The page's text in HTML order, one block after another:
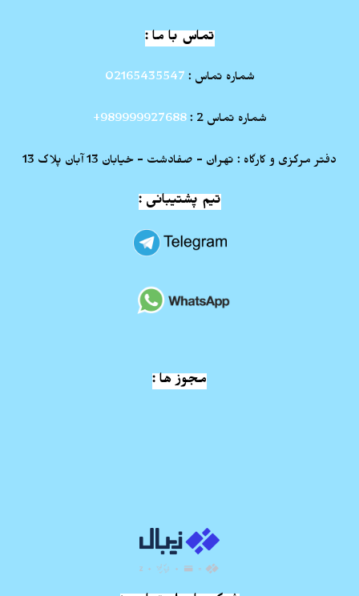
تماس با ما :
شماره تماس : 02165435547
شماره تماس 2 : 989999927688+
دفتر مرکزی و کارگاه : تهران - صفادشت - خیابان 13 آبان پلاک 13
تیم پشتیبانی :
مجوز ها :